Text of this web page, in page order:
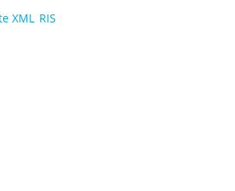
XML RIS